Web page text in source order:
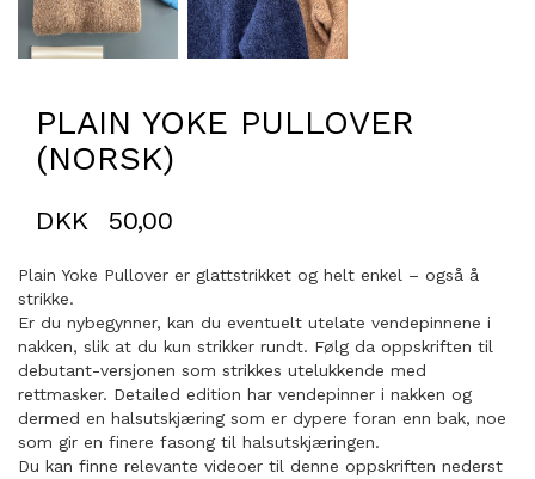
PLAIN YOKE PULLOVER
(NORSK)
DKK 50,00
Plain Yoke Pullover er glattstrikket og helt enkel – også å
strikke.
Er du nybegynner, kan du eventuelt utelate vendepinnene i
nakken, slik at du kun strikker rundt. Følg da oppskriften til
debutant-versjonen som strikkes utelukkende med
rettmasker. Detailed edition har vendepinner i nakken og
dermed en halsutskjæring som er dypere foran enn bak, noe
som gir en finere fasong til halsutskjæringen.
Du kan finne relevante videoer til denne oppskriften nederst